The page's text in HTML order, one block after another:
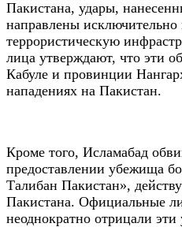
Пакистана, удары,
направлены
террористическую
лица утверждают, что эти
Кабуле и провинции
нападениях на Пакистан.
Кроме того, Исламабад
предоставлении убежища
Талибан Пакистан»,
Пакистана. Официальные
неоднократно отрицали эти